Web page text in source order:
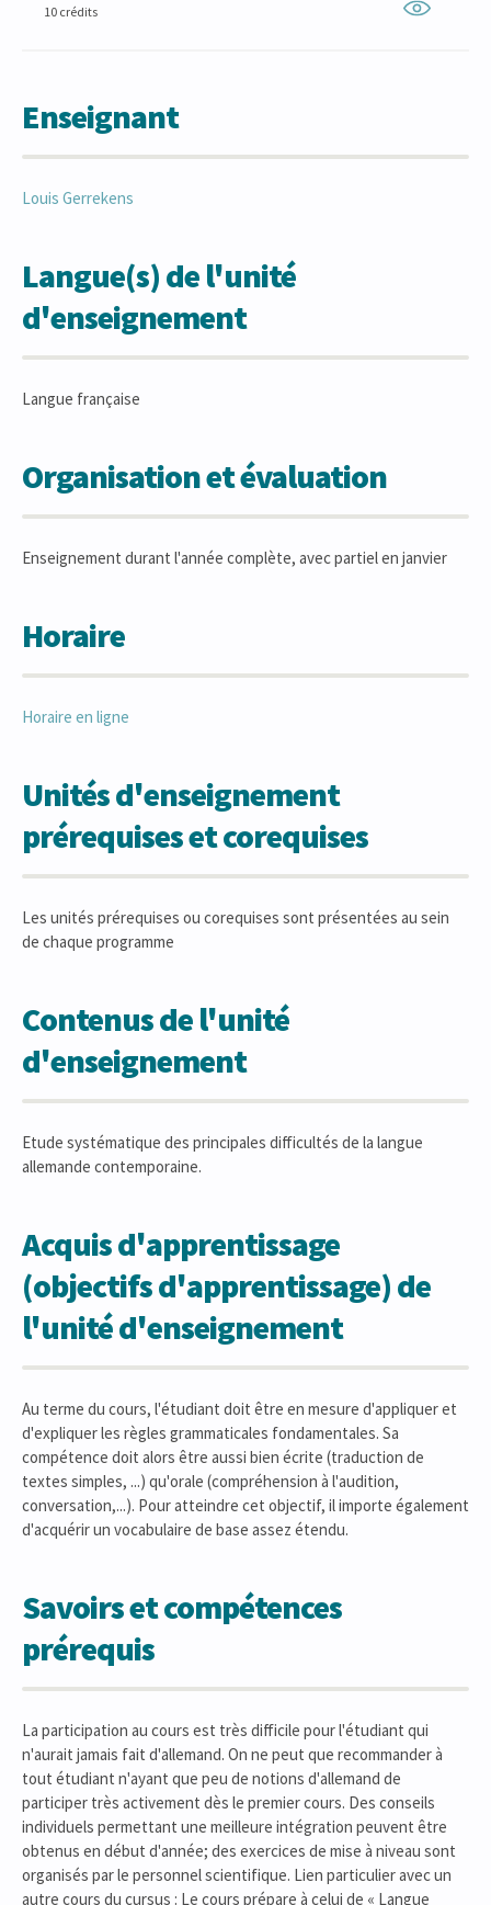
10 crédits
Enseignant
Louis Gerrekens
Langue(s) de l'unité
d'enseignement
Langue française
Organisation et évaluation
Enseignement durant l'année complète, avec partiel en janvier
Horaire
Horaire en ligne
Unités d'enseignement
prérequises et corequises
Les unités prérequises ou corequises sont présentées au sein
de chaque programme
Contenus de l'unité
d'enseignement
Etude systématique des principales difficultés de la langue
allemande contemporaine.
Acquis d'apprentissage
(objectifs d'apprentissage) de
l'unité d'enseignement
Au terme du cours, l'étudiant doit être en mesure d'appliquer et
d'expliquer les règles grammaticales fondamentales. Sa
compétence doit alors être aussi bien écrite (traduction de
textes simples, ...) qu'orale (compréhension à l'audition,
conversation,...). Pour atteindre cet objectif, il importe également
d'acquérir un vocabulaire de base assez étendu.
Savoirs et compétences
prérequis
La participation au cours est très difficile pour l'étudiant qui
n'aurait jamais fait d'allemand. On ne peut que recommander à
tout étudiant n'ayant que peu de notions d'allemand de
participer très activement dès le premier cours. Des conseils
individuels permettant une meilleure intégration peuvent être
obtenus en début d'année; des exercices de mise à niveau sont
organisés par le personnel scientifique. Lien particulier avec un
autre cours du cursus : Le cours prépare à celui de « Langue